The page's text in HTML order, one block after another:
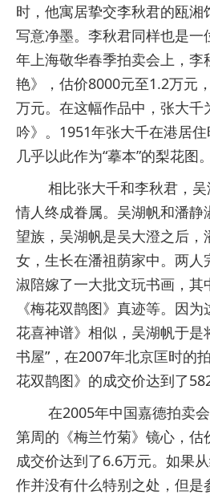
时，他寓居挚交李秋君的瓯
写意净墨。李秋君同样也是一
年上海敬华春季拍卖会上，李
艳》，估价8000元至1.2万元
万元。在这幅作品中，张大千
吟》。1951年张大千在港居
几乎以此作为“摹本”的梨花图。
相比张大千和李秋君，吴
情人终成眷属。吴湖帆和潘静
望族，吴湖帆是吴大澄之后，
女，生长在潘祖荫家中。两人
淑陪嫁了一大批文玩书画，其
《梅花双鹊图》真迹等。因
花喜神谱》相似，吴湖帆于是
书屋”，在2007年北京匡时的
花双鹊图》的成交价达到了
在2005年中国嘉德拍卖会
第周的《梅兰竹菊》镜心，估
成交价达到了6.6万元。如果
作并没有什么特别之处，但是